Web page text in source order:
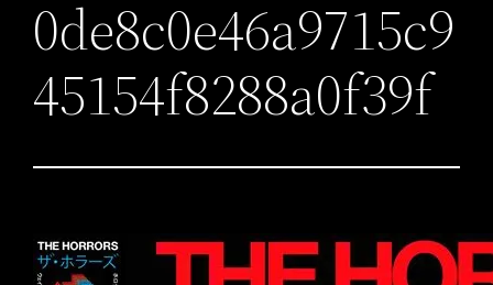
0de8c0e46a9715c9
45154f8288a0f39f